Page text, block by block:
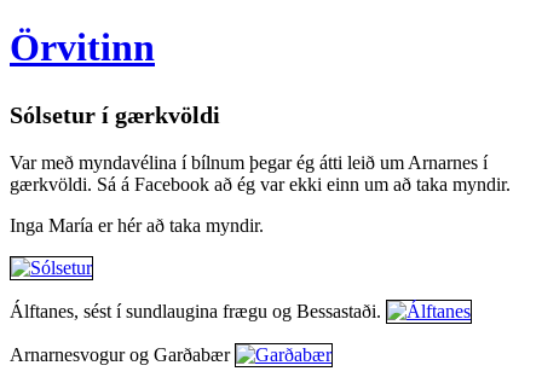
Örvitinn
Sólsetur í gærkvöldi
Var með myndavélina í bílnum þegar ég átti leið um Arnarnes í
gærkvöldi. Sá á Facebook að ég var ekki einn um að taka myndir.
Inga María er hér að taka myndir.
Álftanes, sést í sundlaugina frægu og Bessastaði.
Arnarnesvogur og Garðabær